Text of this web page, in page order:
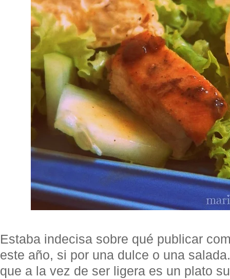
Estaba indecisa sobre qué publicar
este año, si por una dulce o una
que a la vez de ser ligera es un plato